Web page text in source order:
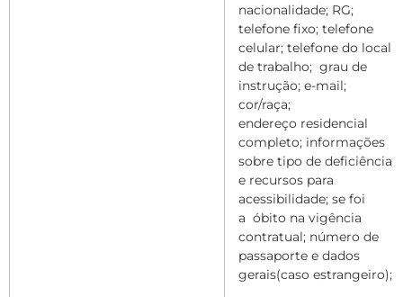
nacionalidade; RG;
telefone fixo; telefone
celular; telefone do local
de trabalho; grau de
instrução; e-mail;
cor/raça;
endereço residencial
completo; informações
sobre tipo de deficiência
e recursos para
acessibilidade; se foi
a óbito na vigência
contratual; número de
passaporte e dados
gerais(caso estrangeiro);